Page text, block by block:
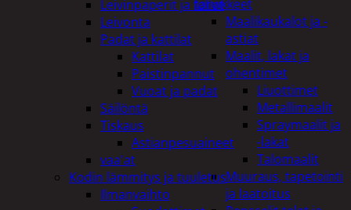
tarvikkeet
Maalikaukalot ja -
astiat
Maalit, lakat ja
ohentimet
Liuottimet
Metallimaalit
Spraymaalit ja
-lakat
Talomaalit
Muuraus, tapetointi
ja laatoitus
Leivinpaperit ja foliot
Leivonta
Padat ja kattilat
Kattilat
Paistinpannut
Vuoat ja padat
Säilöntä
Tiskaus
Astianpesuaineet
vaa'at
Kodin lämmitys ja tuuletus
Ilmanvaihto